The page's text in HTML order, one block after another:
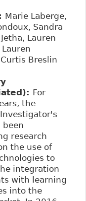
Marie Laberge,
Sandra
Lauren
Breslin
For
the
been
research
the use of
to
integration
with learning
into the